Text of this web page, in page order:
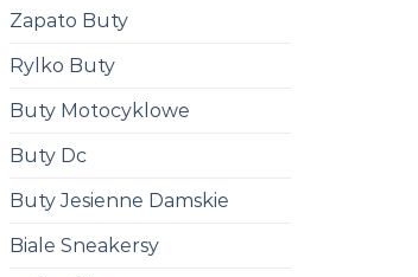
Zapato Buty
Rylko Buty
Buty Motocyklowe
Buty Dc
Buty Jesienne Damskie
Biale Sneakersy